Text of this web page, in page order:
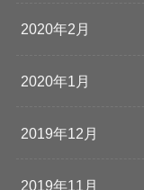
2020年2月
2020年1月
2019年12月
2019年11月